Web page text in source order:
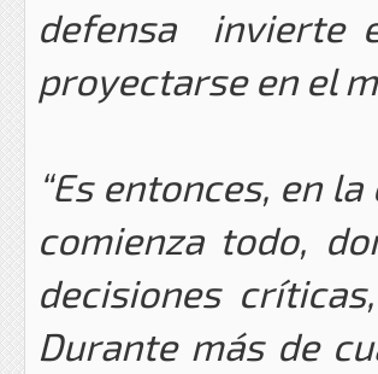
defensa invierte
proyectarse en el
“Es entonces, en
comienza todo,
decisiones
Durante más de